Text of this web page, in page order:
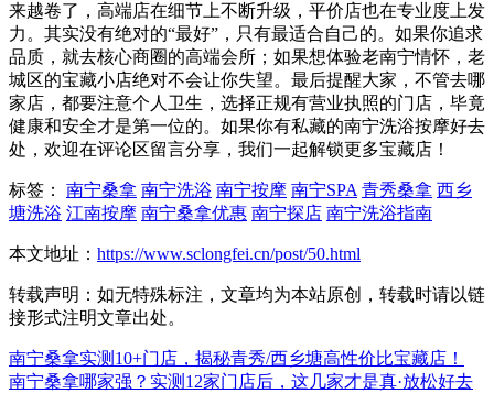
来越卷了，高端店在细节上不断升级，平价店也在专业度上发
力。其实没有绝对的“最好”，只有最适合自己的。如果你追求
品质，就去核心商圈的高端会所；如果想体验老南宁情怀，老
城区的宝藏小店绝对不会让你失望。最后提醒大家，不管去哪
家店，都要注意个人卫生，选择正规有营业执照的门店，毕竟
健康和安全才是第一位的。如果你有私藏的南宁洗浴按摩好去
处，欢迎在评论区留言分享，我们一起解锁更多宝藏店！
标签： 南宁桑拿 南宁洗浴 南宁按摩 南宁SPA 青秀桑拿 西乡
塘洗浴 江南按摩 南宁桑拿优惠 南宁探店 南宁洗浴指南
本文地址： https://www.sclongfei.cn/post/50.html
转载声明： 如无特殊标注，文章均为本站原创，转载时请以链
接形式注明文章出处。
南宁桑拿实测10+门店，揭秘青秀/西乡塘高性价比宝藏店！
南宁桑拿哪家强？实测12家门店后，这几家才是真·放松好去